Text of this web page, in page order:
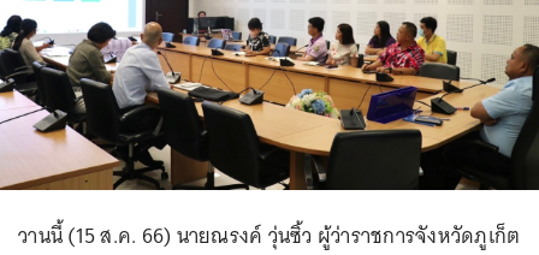
วานนี้ (15 ส.ค. 66) นายณรงค์ วุ่นซิ้ว ผู้ว่าราชการจังหวัดภูเก็ต